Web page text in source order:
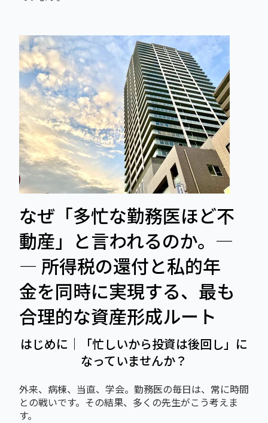
なぜ「多忙な勤務医ほど不
動産」と言われるのか。―
― 所得税の還付と私的年
金を同時に実現する、最も
合理的な資産形成ルート
はじめに｜「忙しいから投資は後回し」に
なっていませんか？
外来、病棟、当直、学会。勤務医の毎日は、常に時間
との戦いです。 その結果、多くの先生がこう考えま
す。